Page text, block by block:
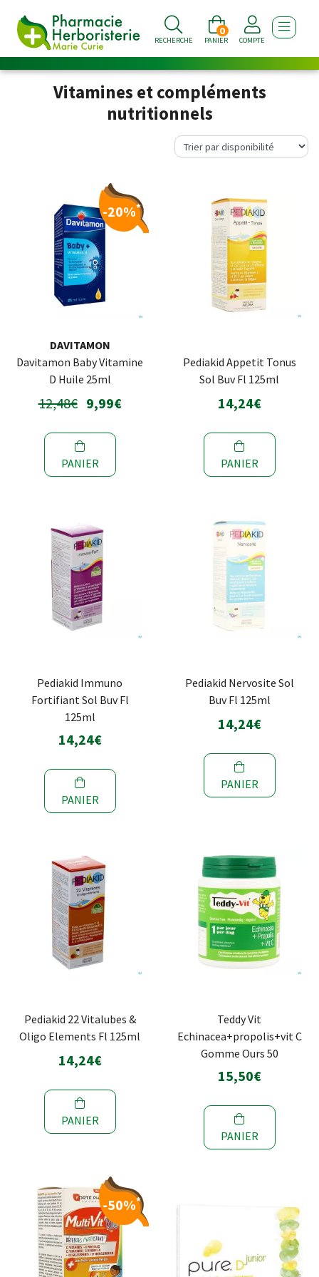
RECHERCHE PANIER
0
COMPTE
Vitamines et compléments
nutritionnels
-20%*
DAVITAMON
Davitamon Baby Vitamine
D Huile 25ml
12,48€ 9,99€
PANIER
Pediakid Appetit Tonus
Sol Buv Fl 125ml
14,24€
PANIER
Pediakid Immuno
Fortifiant Sol Buv Fl
125ml
14,24€
PANIER
Pediakid Nervosite Sol
Buv Fl 125ml
14,24€
PANIER
Pediakid 22 Vitalubes &
Oligo Elements Fl 125ml
14,24€
PANIER
Teddy Vit
Echinacea+propolis+vit C
Gomme Ours 50
15,50€
PANIER
-50%*